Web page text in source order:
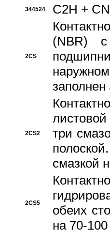
344524 C2H +
2CS
(NBR)
2CS2
три
смазкой
2CS5
обеих
на 70-